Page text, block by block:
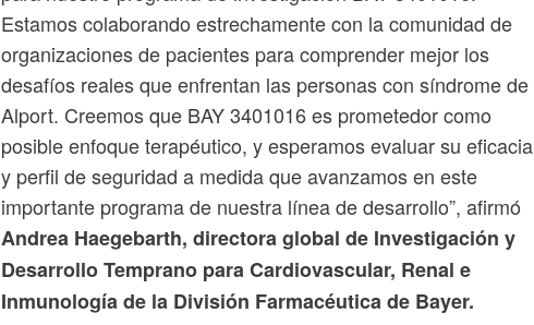
Estamos colaborando estrechamente con la comunidad de
organizaciones de pacientes para comprender mejor los
desafíos reales que enfrentan las personas con síndrome de
Alport. Creemos que BAY 3401016 es prometedor como
posible enfoque terapéutico, y esperamos evaluar su eficacia
y perfil de seguridad a medida que avanzamos en este
importante programa de nuestra línea de desarrollo”, afirmó
Andrea Haegebarth, directora global de Investigación y
Desarrollo Temprano para Cardiovascular, Renal e
Inmunología de la División Farmacéutica de Bayer.